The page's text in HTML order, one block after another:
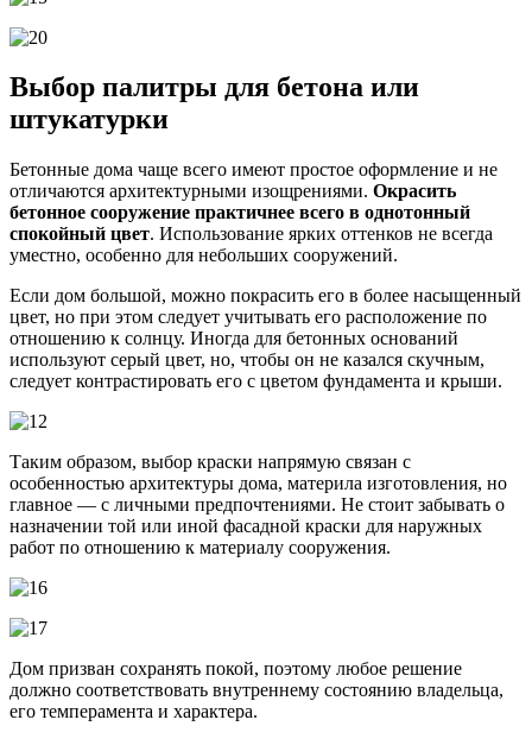
Выбор палитры для бетона или
штукатурки
Бетонные дома чаще всего имеют простое оформление и не
отличаются архитектурными изощрениями. Окрасить
бетонное сооружение практичнее всего в однотонный
спокойный цвет. Использование ярких оттенков не всегда
уместно, особенно для небольших сооружений.
Если дом большой, можно покрасить его в более насыщенный
цвет, но при этом следует учитывать его расположение по
отношению к солнцу. Иногда для бетонных оснований
используют серый цвет, но, чтобы он не казался скучным,
следует контрастировать его с цветом фундамента и крыши.
Таким образом, выбор краски напрямую связан с
особенностью архитектуры дома, материла изготовления, но
главное — с личными предпочтениями. Не стоит забывать о
назначении той или иной фасадной краски для наружных
работ по отношению к материалу сооружения.
Дом призван сохранять покой, поэтому любое решение
должно соответствовать внутреннему состоянию владельца,
его темперамента и характера.